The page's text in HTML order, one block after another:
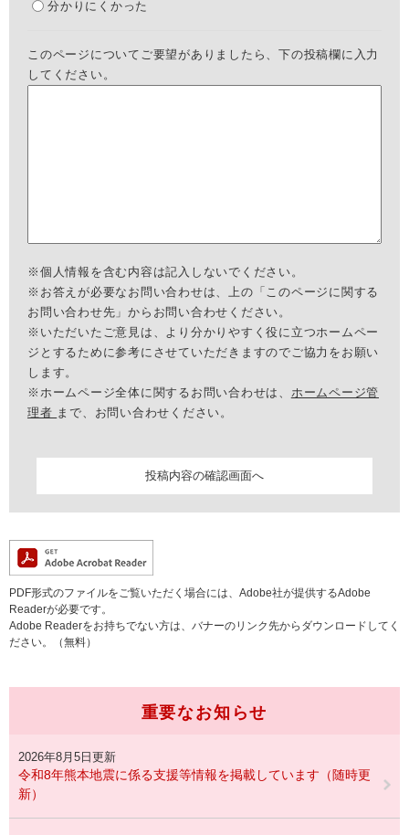
分かりにくかった
このページについてご要望がありましたら、下の投稿欄に入力
してください。
※個人情報を含む内容は記入しないでください。
※お答えが必要なお問い合わせは、上の「このページに関する
お問い合わせ先」からお問い合わせください。
※いただいたご意見は、より分かりやすく役に立つホームペー
ジとするために参考にさせていただきますのでご協力をお願い
します。
※ホームページ全体に関するお問い合わせは、 ホームページ管
理者 まで、お問い合わせください。
PDF形式のファイルをご覧いただく場合には、Adobe社が提供するAdobe
Readerが必要です。
Adobe Readerをお持ちでない方は、バナーのリンク先からダウンロードしてく
ださい。（無料）
重要なお知らせ
2026年8月5日更新
令和8年熊本地震に係る支援等情報を掲載しています（随時更
新）